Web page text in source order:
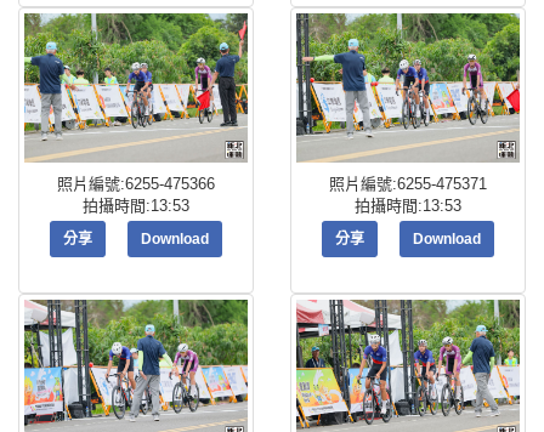
照片編號:6255-475366
拍攝時間:13:53
分享 Download
照片編號:6255-475371
拍攝時間:13:53
分享 Download